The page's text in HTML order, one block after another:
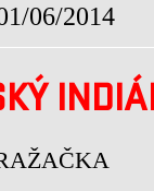
06/2014